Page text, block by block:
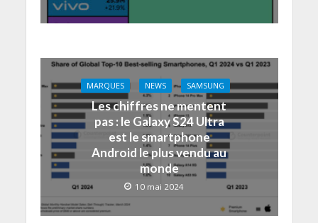
MARQUES NEWS SAMSUNG
Les chiffres ne mentent
pas : le Galaxy S24 Ultra
est le smartphone
Android le plus vendu au
monde
10 mai 2024